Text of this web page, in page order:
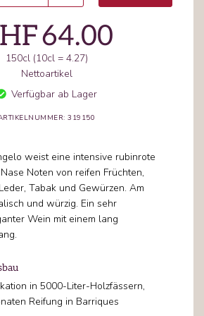
64.00
150cl (10cl = 4.27)
Nettoartikel
Verfügbar ab Lager
319150
weist eine intensive rubinrote
Noten von reifen Früchten,
Tabak und Gewürzen. Am
und würzig. Ein sehr
Wein mit einem lang
in 5000-Liter-Holzfässern,
Reifung in Barriques